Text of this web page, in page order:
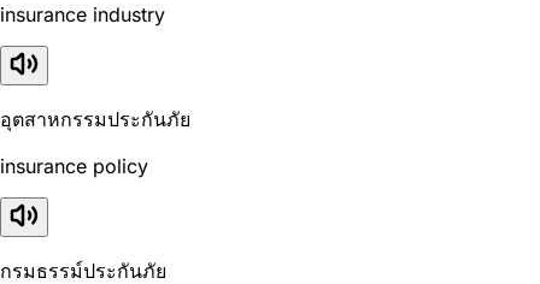
insurance industry
อุตสาหกรรมประกันภัย
insurance policy
กรมธรรม์ประกันภัย